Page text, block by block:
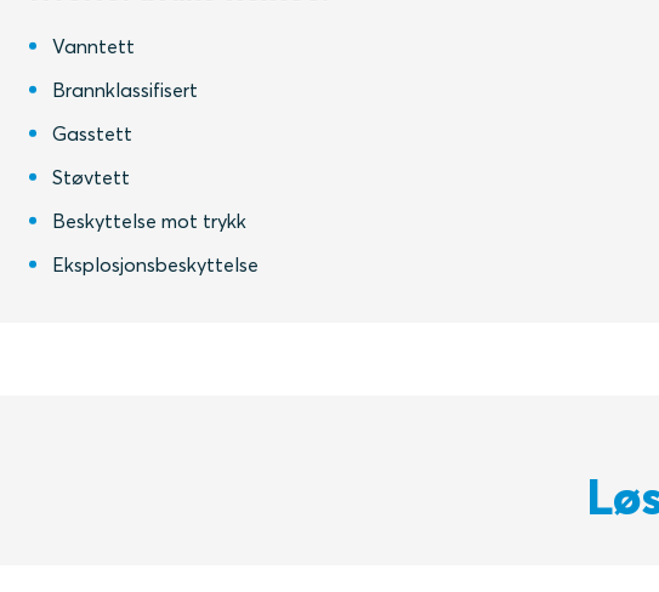
Vanntett
Brannklassifisert
Gasstett
Støvtett
Beskyttelse mot trykk
Eksplosjonsbeskyttelse